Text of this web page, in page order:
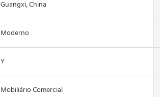
Guangxi, China
Moderno
Y
Mobiliário Comercial